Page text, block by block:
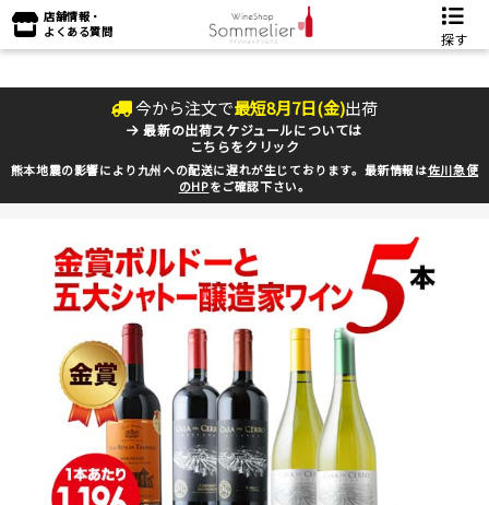
店舗情報・
よくある質問
探す
今から注文で最短8月7日(金)出荷
最新の出荷スケジュールについては
こちらをクリック
熊本地震の影響により九州への配送に遅れが生じております。最新情報は佐川急便
のHPをご確認下さい。